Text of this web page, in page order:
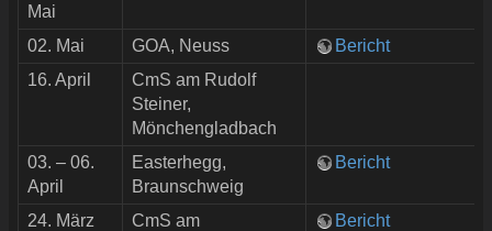
Mai
02. Mai GOA, Neuss
Bericht
16. April
CmS am Rudolf
Steiner,
Mönchengladbach
03. – 06.
April
Easterhegg,
Braunschweig
Bericht
24. März
CmS am
Bericht